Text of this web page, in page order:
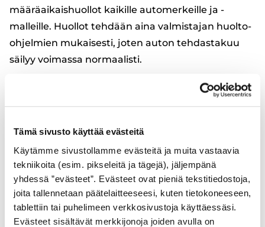
Tämä sivusto käyttää evästeitä
Käytämme sivustollamme evästeitä ja muita vastaavia
tekniikoita (esim. pikseleitä ja tägejä), jäljempänä
yhdessä ”evästeet”. Evästeet ovat pieniä tekstitiedostoja,
joita tallennetaan päätelaitteeseesi, kuten tietokoneeseen,
tablettiin tai puhelimeen verkkosivustoja käyttäessäsi.
Evästeet sisältävät merkkijonoja joiden avulla on
määräaikaishuollot kaikille automerkeille ja -
malleille. Huollot tehdään aina valmistajan huolto-
ohjelmien mukaisesti, joten auton tehdastakuu
säilyy voimassa normaalisti.
Monimerkkihuolloista vastaa tytäryhtiömme
Autotrion sivuilta.
Autotrio Oy
Juvan Teollisuuskatu 26, 02920 Espoo
Puh.030 636 4070